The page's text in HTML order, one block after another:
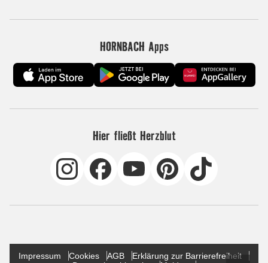
HORNBACH Apps
Hier fließt Herzblut
Impressum Cookies AGB
Erklärung zur Barrierefreiheit